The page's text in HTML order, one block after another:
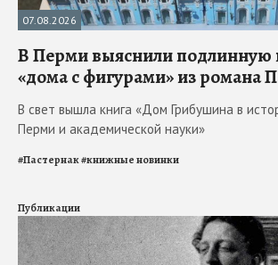
07.08.2026
В Перми выяснили подлинную
«дома с фигурами» из романа
В свет вышла книга «Дом Грибушина в
Перми и академической науки»
#Пастернак#книжные новинки
Публикации